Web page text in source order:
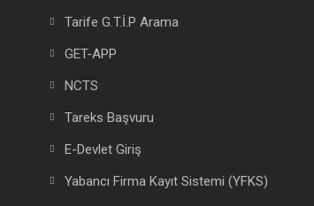
Tarife G.T.İ.P Arama
GET-APP
NCTS
Tareks Başvuru
E-Devlet Giriş
Yabancı Firma Kayıt Sistemi (YFKS)